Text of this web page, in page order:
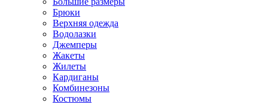
Брюки
Верхняя одежда
Водолазки
Джемперы
Жакеты
Жилеты
Кардиганы
Комбинезоны
Костюмы